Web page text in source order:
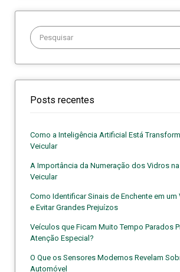
Procurar:
Posts recentes
Como a Inteligência Artificial Está
Veicular
A Importância da Numeração dos Vidros
Veicular
Como Identificar Sinais de Enchente em
e Evitar Grandes Prejuízos
Veículos que Ficam Muito Tempo Parados
Atenção Especial?
O Que os Sensores Modernos Revelam
Automóvel